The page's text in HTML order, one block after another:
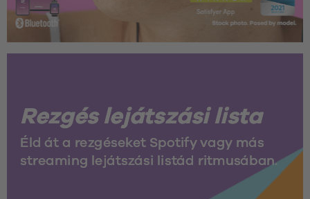
Rezgés lejátszási lista
Éld át a rezgéseket Spotify vagy más
streaming lejátszási listád ritmusában.